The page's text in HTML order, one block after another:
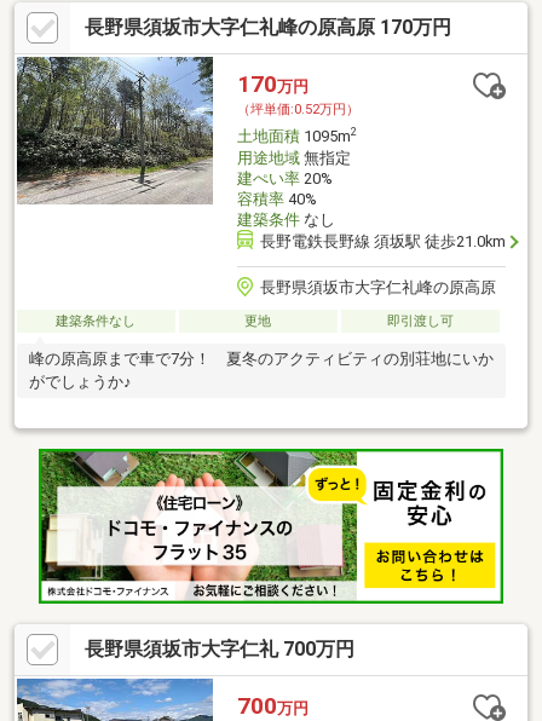
長野県須坂市大字仁礼峰の原高原 170万円
170万円
（坪単価:0.52万円）
土地面積1095m2
用途地域無指定
建ぺい率20%
容積率40%
建築条件なし
長野電鉄長野線 須坂駅 徒歩21.0km
長野県須坂市大字仁礼峰の原高原
建築条件なし 更地 即引渡し可
峰の原高原まで車で7分！ 夏冬のアクティビティの別荘地にいか
がでしょうか♪
長野県須坂市大字仁礼 700万円
700万円